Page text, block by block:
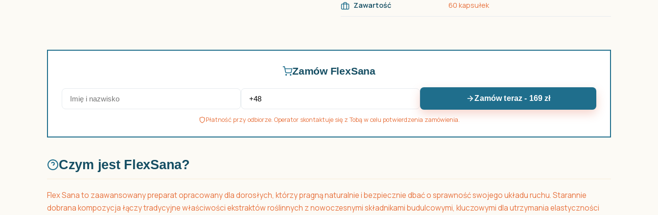
Zawartość 60 kapsułek
Zamów FlexSana
Zamów teraz - 169 zł
Płatność przy odbiorze. Operator skontaktuje się z Tobą w celu potwierdzenia zamówienia.
Czym jest FlexSana?
Flex Sana to zaawansowany preparat opracowany dla dorosłych, którzy pragną naturalnie i bezpiecznie dbać o sprawność swojego układu ruchu. Starannie
dobrana kompozycja łączy tradycyjne właściwości ekstraktów roślinnych z nowoczesnymi składnikami budulcowymi, kluczowymi dla utrzymania elastyczności